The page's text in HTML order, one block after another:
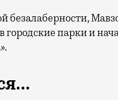
городские парки и